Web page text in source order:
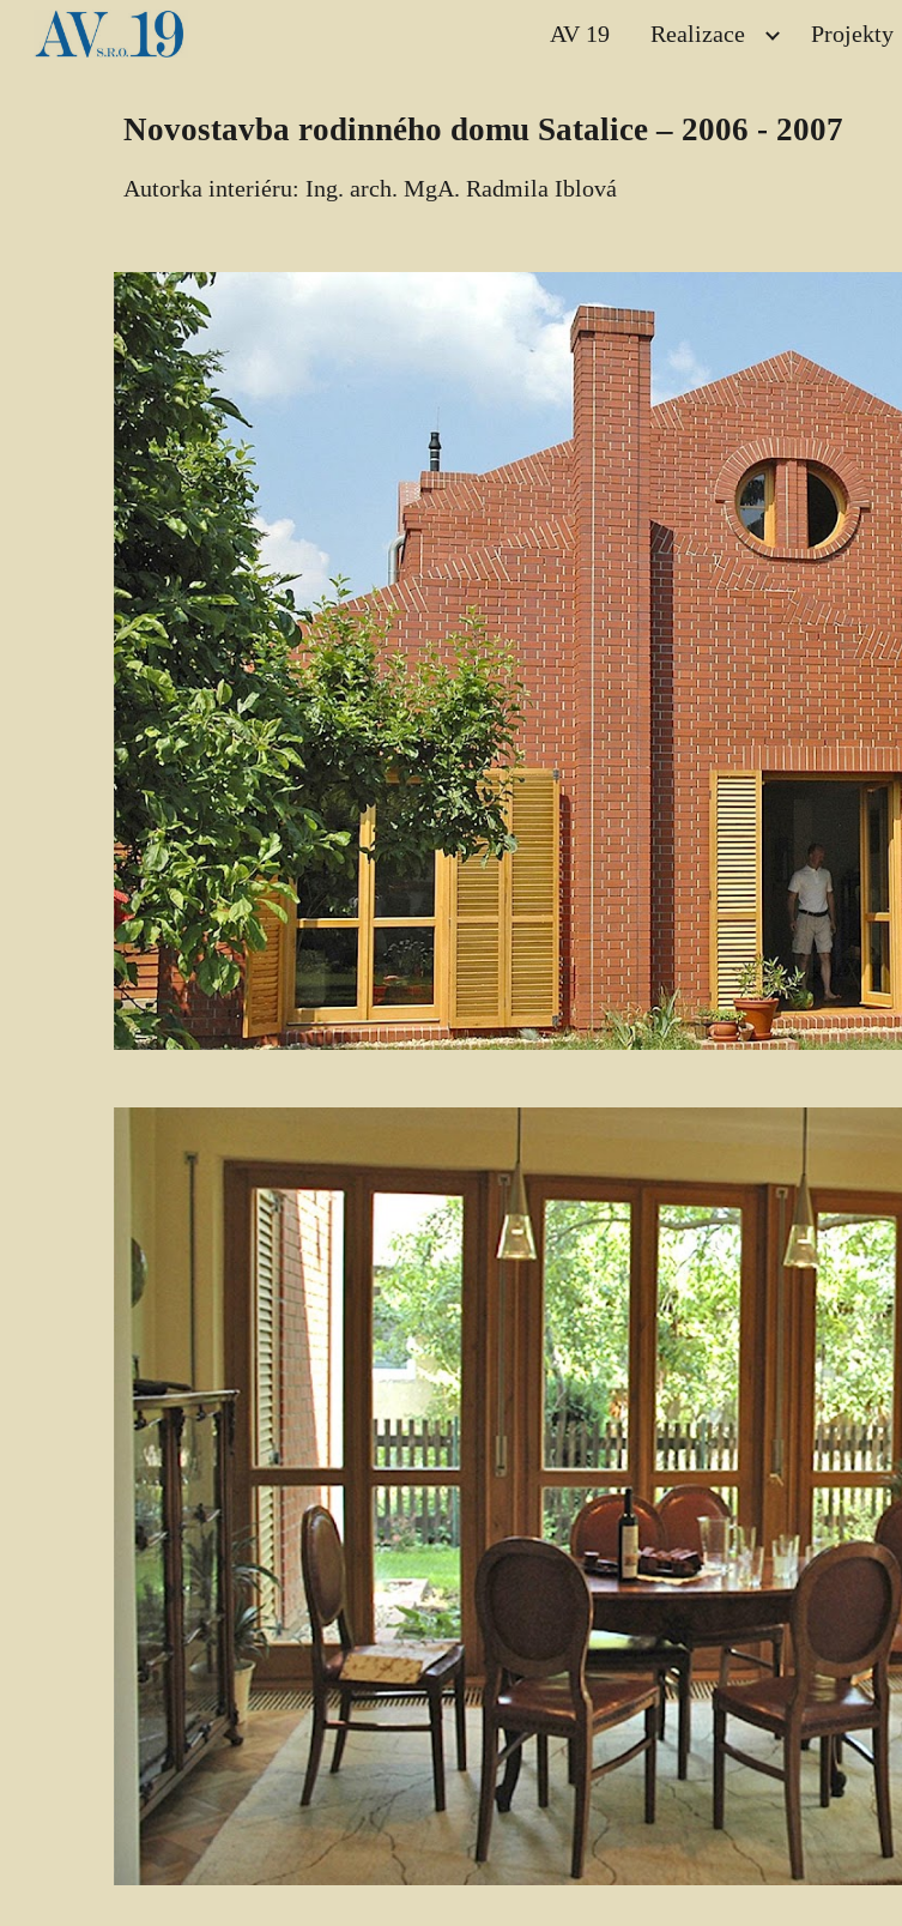
Skip to main content
AV 19 Realizace Projekty
Novostavba rodinného domu Satalice – 2006 - 2007
Autorka interiéru: Ing. arch. MgA. Radmila Iblová